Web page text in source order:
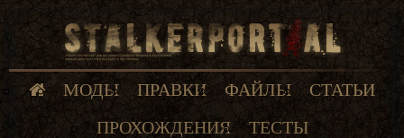
МОДЫ ПРАВКИ ФАЙЛЫ
СТАТЬИ
ПРОХОЖДЕНИЯ
ТЕСТЫ